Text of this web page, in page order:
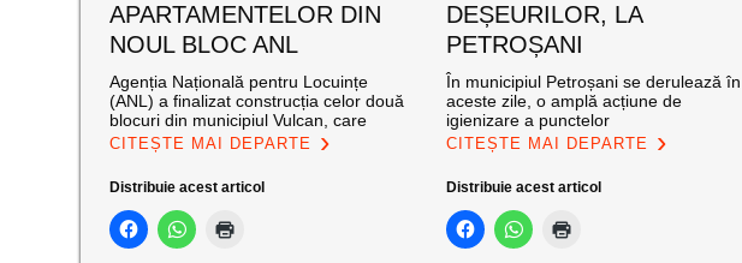
APARTAMENTELOR DIN
NOUL BLOC ANL
Agenția Națională pentru Locuințe
(ANL) a finalizat construcția celor două
blocuri din municipiul Vulcan, care
CITEȘTE MAI DEPARTE
Distribuie acest articol
DEȘEURILOR, LA
PETROȘANI
În municipiul Petroșani se derulează în
aceste zile, o amplă acțiune de
igienizare a punctelor
CITEȘTE MAI DEPARTE
Distribuie acest articol